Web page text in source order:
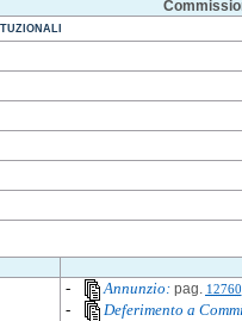
- Annunzio:pag. 12760
- Deferimento a